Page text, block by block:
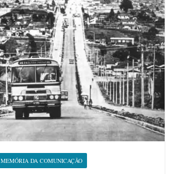
MEMÓRIA DA COMUNICAÇÃO